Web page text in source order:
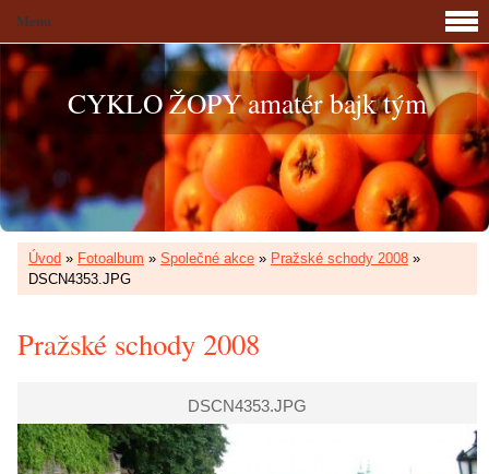
CYKLO ŽOPY amatér bajk tým
Úvod » Fotoalbum » Společné akce » Pražské schody 2008 »
DSCN4353.JPG
Pražské schody 2008
DSCN4353.JPG
Menu